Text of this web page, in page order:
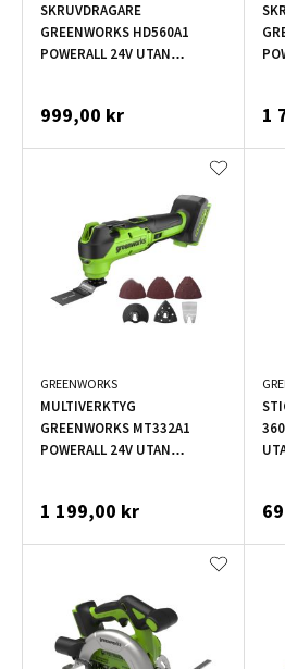
SKRUVDRAGARE
GREENWORKS HD560A1
POWERALL 24V UTAN
999,00 kr 1
GREENWORKS
MULTIVERKTYG
GREENWORKS MT332A1
POWERALL 24V UTAN
1 199,00 kr